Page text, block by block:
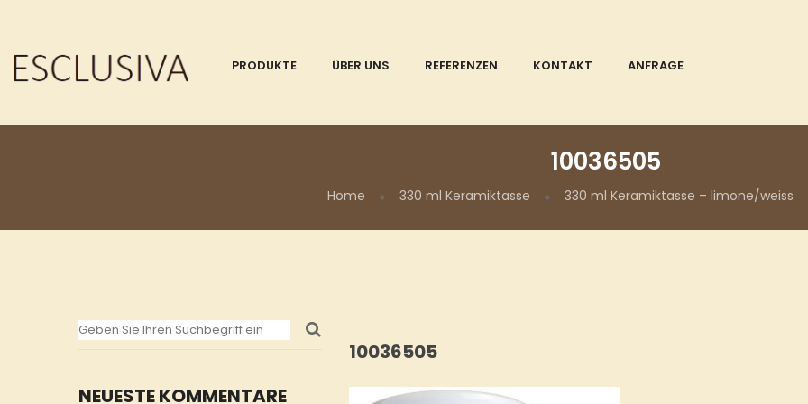
PRODUKTE ÜBER UNS REFERENZEN KONTAKT ANFRAGE
10036505
Home 330 ml Keramiktasse 330 ml Keramiktasse – limone/weiss
NEUESTE KOMMENTARE
10036505